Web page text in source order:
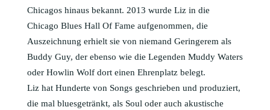
Chicagos hinaus bekannt. 2013 wurde Liz in die
Chicago Blues Hall Of Fame aufgenommen, die
Auszeichnung erhielt sie von niemand Geringerem als
Buddy Guy, der ebenso wie die Legenden Muddy Waters
oder Howlin Wolf dort einen Ehrenplatz belegt.
Liz hat Hunderte von Songs geschrieben und produziert,
die mal bluesgetränkt, als Soul oder auch akustische